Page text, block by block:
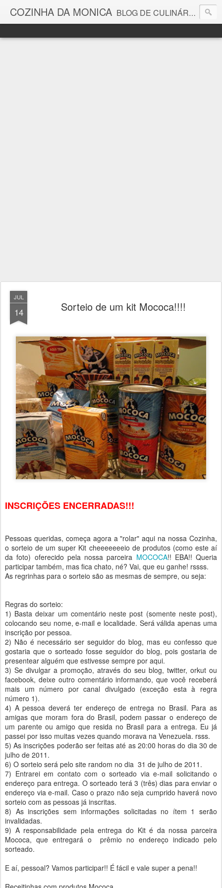
COZINHA DA MONICA BLOG DE CULINÁRIA E GASTRONOMIA COM RECEITAS, DICAS, CURIOSIDADES GASTRONÔMICAS E MUITO MAIS.
JUL
14 Sorteio de um kit Mococa!!!!
INSCRIÇÕES ENCERRADAS!!!
Pessoas queridas, começa agora a "rolar" aqui na nossa Cozinha,
o sorteio de um super Kit cheeeeeeeio de produtos (como este aí
da foto) oferecido pela nossa parceira MOCOCA!! EBA!! Queria
participar também, mas fica chato, né? Vai, que eu ganhe! rssss.
As regrinhas para o sorteio são as mesmas de sempre, ou seja:
Regras do sorteio:
1) Basta deixar um comentário neste post (somente neste post),
colocando seu nome, e-mail e localidade. Será válida apenas uma
inscrição por pessoa.
2) Não é necessário ser seguidor do blog, mas eu confesso que
gostaria que o sorteado fosse seguidor do blog, pois gostaria de
presentear alguém que estivesse sempre por aqui.
3) Se divulgar a promoção, através do seu blog, twitter, orkut ou
facebook, deixe outro comentário informando, que você receberá
mais um número por canal divulgado (exceção esta à regra
número 1).
4) A pessoa deverá ter endereço de entrega no Brasil. Para as
amigas que moram fora do Brasil, podem passar o endereço de
um parente ou amigo que resida no Brasil para a entrega. Eu já
passei por isso muitas vezes quando morava na Venezuela. rsss.
5) As inscrições poderão ser feitas até as 20:00 horas do dia 30 de
julho de 2011.
6) O sorteio será pelo site random no dia 31 de julho de 2011.
7) Entrarei em contato com o sorteado via e-mail solicitando o
endereço para entrega. O sorteado terá 3 (três) dias para enviar o
endereço via e-mail. Caso o prazo não seja cumprido haverá novo
sorteio com as pessoas já inscritas.
8) As inscrições sem informações solicitadas no ítem 1 serão
invalidadas.
9) A responsabilidade pela entrega do Kit é da nossa parceira
Mococa, que entregará o prêmio no endereço indicado pelo
sorteado.
E aí, pessoal? Vamos participar!! É fácil e vale super a pena!!